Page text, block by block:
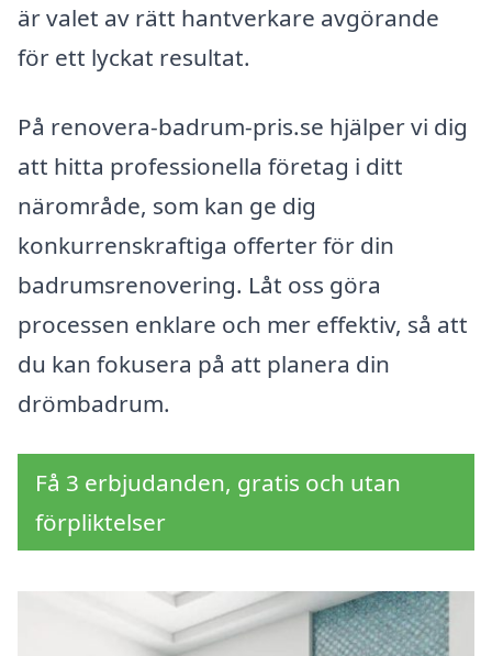
är valet av rätt hantverkare avgörande
för ett lyckat resultat.
På renovera-badrum-pris.se hjälper vi dig
att hitta professionella företag i ditt
närområde, som kan ge dig
konkurrenskraftiga offerter för din
badrumsrenovering. Låt oss göra
processen enklare och mer effektiv, så att
du kan fokusera på att planera din
drömbadrum.
Få 3 erbjudanden, gratis och utan
förpliktelser